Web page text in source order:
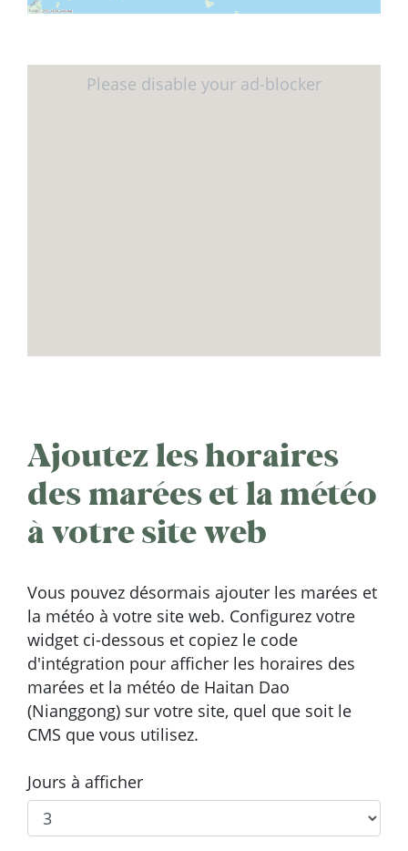
Ajoutez les horaires
des marées et la météo
à votre site web
Vous pouvez désormais ajouter les marées et
la météo à votre site web. Configurez votre
widget ci-dessous et copiez le code
d'intégration pour afficher les horaires des
marées et la météo de Haitan Dao
(Nianggong) sur votre site, quel que soit le
CMS que vous utilisez.
Jours à afficher